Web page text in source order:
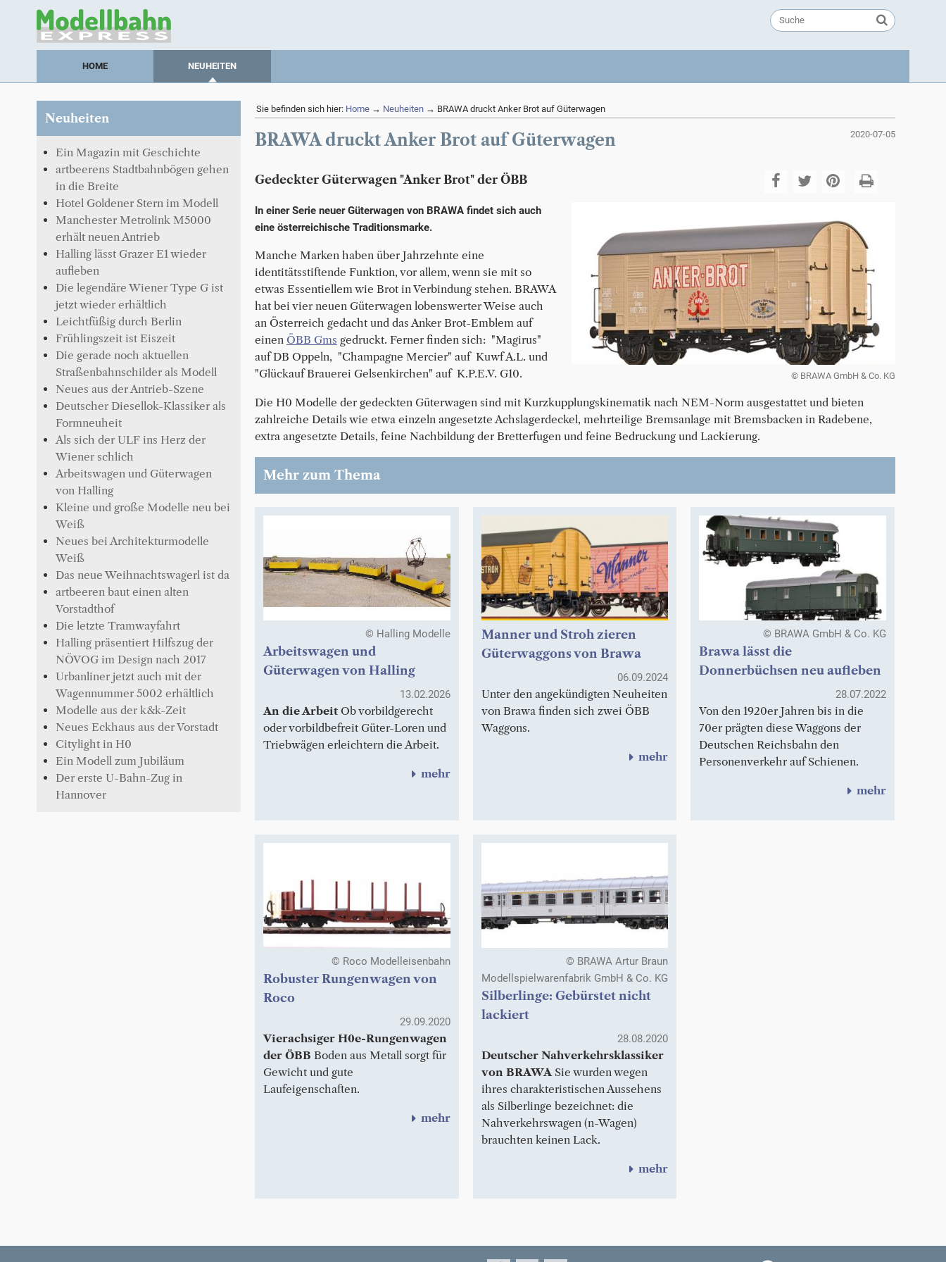
HOME NEUHEITEN
Neuheiten
Ein Magazin mit Geschichte
artbeerens Stadtbahnbögen gehen
in die Breite
Hotel Goldener Stern im Modell
Manchester Metrolink M5000
erhält neuen Antrieb
Halling lässt Grazer E1 wieder
aufleben
Die legendäre Wiener Type G ist
jetzt wieder erhältlich
Leichtfüßig durch Berlin
Frühlingszeit ist Eiszeit
Die gerade noch aktuellen
Straßenbahnschilder als Modell
Neues aus der Antrieb-Szene
Deutscher Diesellok-Klassiker als
Formneuheit
Als sich der ULF ins Herz der
Wiener schlich
Arbeitswagen und Güterwagen
von Halling
Kleine und große Modelle neu bei
Weiß
Neues bei Architekturmodelle
Weiß
Das neue Weihnachtswagerl ist da
artbeeren baut einen alten
Vorstadthof
Die letzte Tramwayfahrt
Halling präsentiert Hilfszug der
NÖVOG im Design nach 2017
Urbanliner jetzt auch mit der
Wagennummer 5002 erhältlich
Modelle aus der k&k-Zeit
Neues Eckhaus aus der Vorstadt
Citylight in H0
Ein Modell zum Jubiläum
Der erste U-Bahn-Zug in
Hannover
Sie befinden sich hier: Home → Neuheiten → BRAWA druckt Anker Brot auf Güterwagen
2020-07-05
BRAWA druckt Anker Brot auf Güterwagen
Gedeckter Güterwagen "Anker Brot" der ÖBB
© BRAWA GmbH & Co. KG
In einer Serie neuer Güterwagen von BRAWA findet sich auch
eine österreichische Traditionsmarke.
Manche Marken haben über Jahrzehnte eine
identitätsstiftende Funktion, vor allem, wenn sie mit so
etwas Essentiellem wie Brot in Verbindung stehen. BRAWA
hat bei vier neuen Güterwagen lobenswerter Weise auch
an Österreich gedacht und das Anker Brot-Emblem auf
einen ÖBB Gms gedruckt. Ferner finden sich: "Magirus"
auf DB Oppeln, "Champagne Mercier" auf Kuwf A.L. und
"Glückauf Brauerei Gelsenkirchen" auf K.P.E.V. G10.
Die H0 Modelle der gedeckten Güterwagen sind mit Kurzkupplungskinematik nach NEM-Norm ausgestattet und bieten
zahlreiche Details wie etwa einzeln angesetzte Achslagerdeckel, mehrteilige Bremsanlage mit Bremsbacken in Radebene,
extra angesetzte Details, feine Nachbildung der Bretterfugen und feine Bedruckung und Lackierung.
Mehr zum Thema
© Halling Modelle
Arbeitswagen und
Güterwagen von Halling
13.02.2026
An die Arbeit Ob vorbildgerecht
oder vorbildbefreit Güter-Loren und
Triebwägen erleichtern die Arbeit.
mehr
Manner und Stroh zieren
Güterwaggons von Brawa
06.09.2024
Unter den angekündigten Neuheiten
von Brawa finden sich zwei ÖBB
Waggons.
mehr
© BRAWA GmbH & Co. KG
Brawa lässt die
Donnerbüchsen neu aufleben
28.07.2022
Von den 1920er Jahren bis in die
70er prägten diese Waggons der
Deutschen Reichsbahn den
Personenverkehr auf Schienen.
mehr
© Roco Modelleisenbahn
Robuster Rungenwagen von
Roco
29.09.2020
Vierachsiger H0e-Rungenwagen
der ÖBB Boden aus Metall sorgt für
Gewicht und gute
Laufeigenschaften.
mehr
© BRAWA Artur Braun
Modellspielwarenfabrik GmbH & Co. KG
Silberlinge: Gebürstet nicht
lackiert
28.08.2020
Deutscher Nahverkehrsklassiker
von BRAWASie wurden wegen
ihres charakteristischen Aussehens
als Silberlinge bezeichnet: die
Nahverkehrswagen (n-Wagen)
brauchten keinen Lack.
mehr